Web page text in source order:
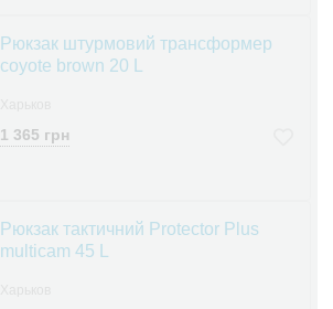
Рюкзак штурмовий трансформер
coyote brown 20 L
1 365 грн
Рюкзак тактичний Protector Plus
multicam 45 L